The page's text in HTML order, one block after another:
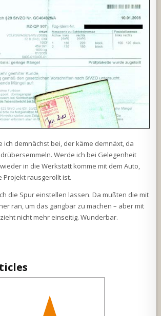
ich demnächst bei, der käme demnäxt, da
Werde ich bei Gelegenheit
in die Werkstatt komme mit dem Auto,
Projekt rausgerollt ist.
die Spur einstellen lassen. Da mußten die mit
ran, um das gangbar zu machen – aber mit
nicht mehr einseitig. Wunderbar.